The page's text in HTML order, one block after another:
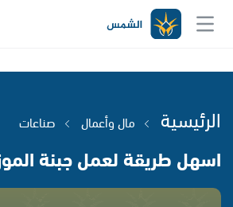
الرئيسية مال وأعمال صناعات
اسهل طريقة لعمل جبنة